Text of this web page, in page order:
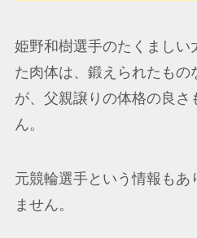
姫野和樹選手のたくましい
た肉体は、鍛えられたもの
が、父親譲りの体格の良さ
ん。
元競輪選手という情報もあ
ません。